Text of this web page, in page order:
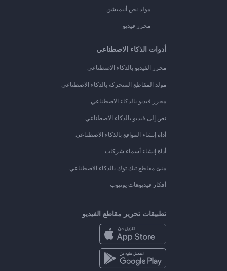
مولد نص أنيميشن
محرر فيديو
أدوات الذكاء الاصطناعي
محرر الفيديو بالذكاء الاصطناعي
مولد المقاطع المتحركة بالذكاء الاصطناعي
محرر فيديو بالذكاء الاصطناعي
نص إلى فيديو بالذكاء الاصطناعي
أداة إنشاء المواقع بالذكاء الاصطناعي
أداة إنشاء أسماء شركات
منئ مقاطع تيك توك بالذكاء الاصطناعي
أفكار فيديوهات يوتيوب
تطبيقات تحرير مقاطع الفيديو